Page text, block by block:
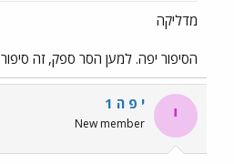
מדליקה
הסיפור יפה. למען הסר ספק, זה סיפור
י י פ ה 1
New member